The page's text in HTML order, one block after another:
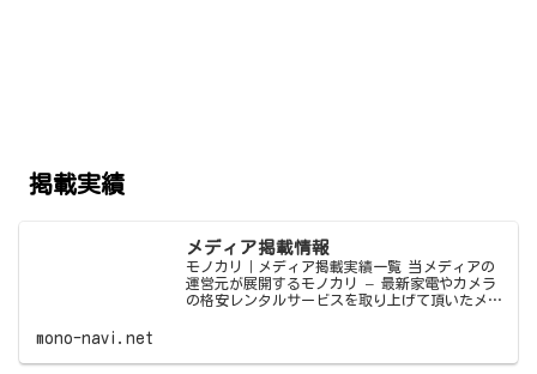
掲載実績
メディア掲載情報
モノカリ｜メディア掲載実績一覧 当メディアの
運営元が展開するモノカリ – 最新家電やカメラ
の格安レンタルサービスを取り上げて頂いたメデ
mono-navi.net